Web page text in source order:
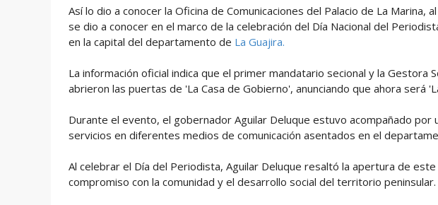
Así lo dio a conocer la Oficina de Comunicaciones del Palacio de La Marina,
se dio a conocer en el marco de la celebración del Día Nacional del
en la capital del departamento de La Guajira.
La información oficial indica que el primer mandatario secional y la Gestora
abrieron las puertas de 'La Casa de Gobierno', anunciando que ahora será
Durante el evento, el gobernador Aguilar Deluque estuvo acompañado
servicios en diferentes medios de comunicación asentados en el
Al celebrar el Día del Periodista, Aguilar Deluque resaltó la apertura de
compromiso con la comunidad y el desarrollo social del territorio peninsular.